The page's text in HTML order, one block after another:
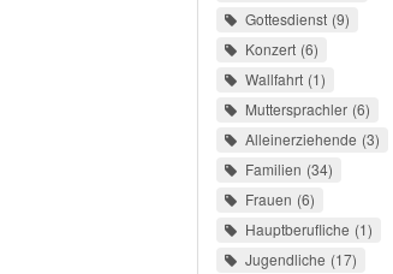
Gottesdienst 9
Konzert 6
Wallfahrt 1
Muttersprachler 6
Alleinerziehende 3
Familien 34
Frauen 6
Hauptberufliche 1
Jugendliche 17